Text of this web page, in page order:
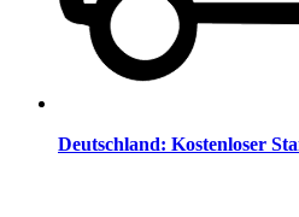
Deutschland: Kostenloser